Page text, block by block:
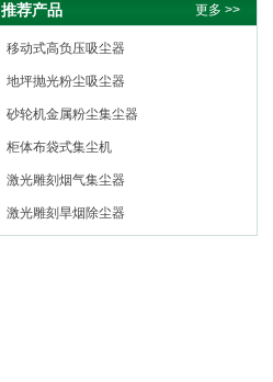
推荐产品 更多 >>
移动式高负压吸尘器
地坪抛光粉尘吸尘器
砂轮机金属粉尘集尘器
柜体布袋式集尘机
激光雕刻烟气集尘器
激光雕刻旱烟除尘器